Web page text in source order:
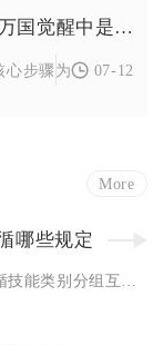
打盟旗的步骤在万国觉醒中是什么
心步骤为侦察评估、
07-12
More
哪些规定
梦幻西游点化石覆盖需严格遵循技能类别分组互斥、高低级技能不互...